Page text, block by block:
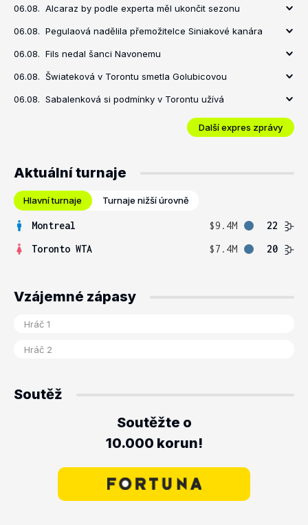
06.08. Alcaraz by podle experta měl ukončit sezonu
06.08. Pegulaová nadělila přemožitelce Siniakové kanára
06.08. Fils nedal šanci Navonemu
06.08. Šwiateková v Torontu smetla Golubicovou
06.08. Sabalenková si podmínky v Torontu užívá
Další expres zprávy
Aktuální turnaje
Hlavní turnaje Turnaje nižší úrovně
Montreal $9.4M
22
Toronto WTA
$7.4M 20
Vzájemné zápasy
Soutěž
Soutěžte o
10.000 korun!